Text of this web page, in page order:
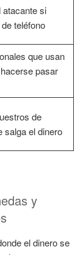
atacante si
teléfono
que usan
pasar
de
salga el dinero
y
el dinero se